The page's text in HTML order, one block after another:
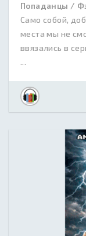
Попаданцы /
Само собой,
места мы не
ввязались в
...